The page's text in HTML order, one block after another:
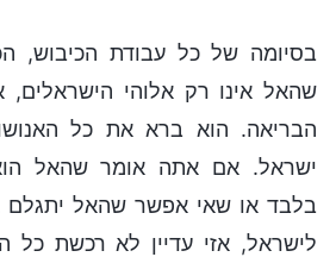
בסיומה של כל עבודת הכיבוש,
שהאל אינו רק אלוהי הישראלים,
הבריאה. הוא ברא את כל
ישראל. אם אתה אומר שהאל
בלבד או שאי אפשר שהאל יתגלם
לישראל, אזי עדיין לא רכשת כל